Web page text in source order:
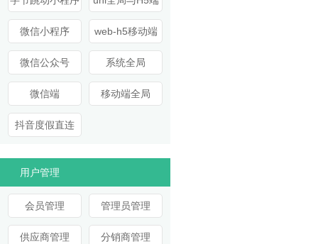
微信小程序 web-h5移动端
微信公众号 系统全局
微信端 移动端全局
抖音度假直连
用户管理
会员管理 管理员管理
供应商管理 分销商管理